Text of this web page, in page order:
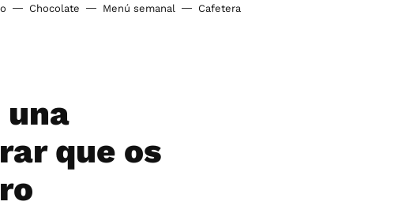
Chocolate Menú semanal Cafetera
una
que os